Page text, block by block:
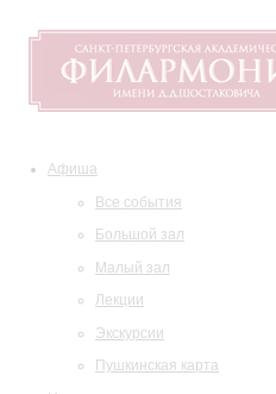
Афиша
Все события
Большой зал
Малый зал
Лекции
Экскурсии
Пушкинская карта